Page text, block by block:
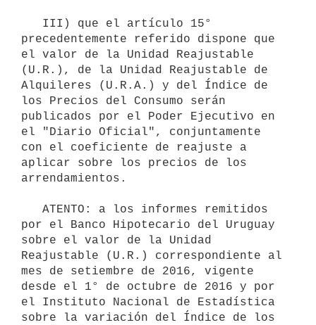
precedentemente referido dispone que
el valor de la Unidad Reajustable
(U.R.), de la Unidad Reajustable de
Alquileres (U.R.A.) y del Índice de
los Precios del Consumo serán
publicados por el Poder Ejecutivo en
el "Diario Oficial", conjuntamente
con el coeficiente de reajuste a
aplicar sobre los precios de los
arrendamientos.
por el Banco Hipotecario del Uruguay
sobre el valor de la Unidad
Reajustable (U.R.) correspondiente al
mes de setiembre de 2016, vigente
desde el 1° de octubre de 2016 y por
el Instituto Nacional de Estadística
sobre la variación del Índice de los